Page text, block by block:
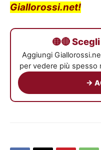
Giallorossi.net!
🟡🔴
Aggiungi
per vedere più spesso
→